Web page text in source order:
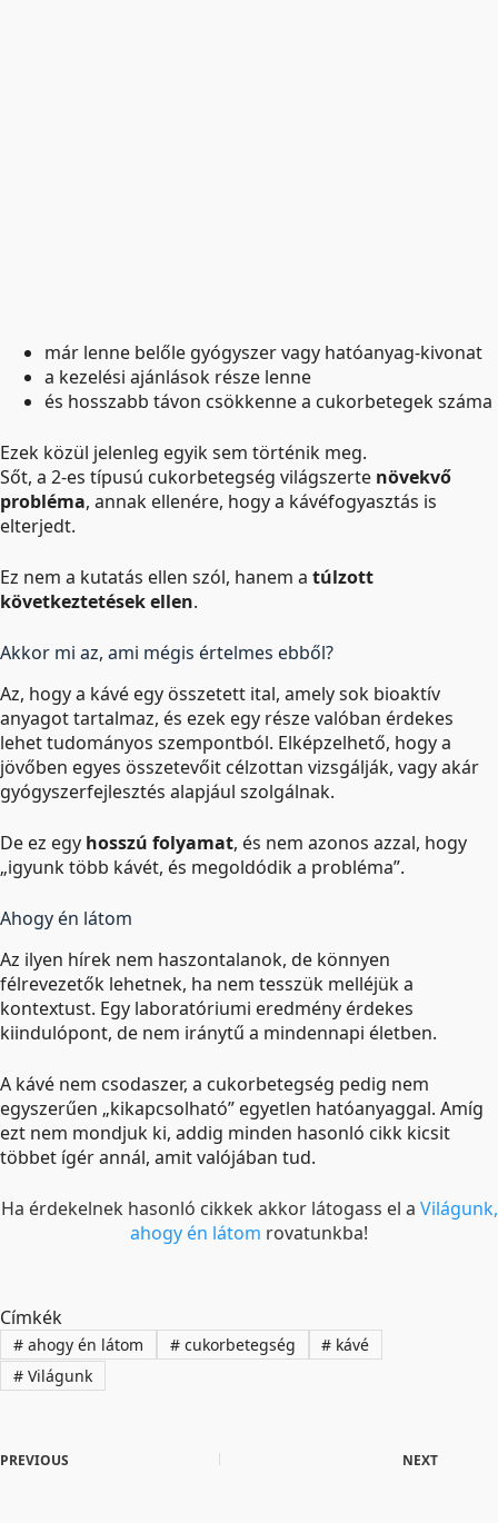
már lenne belőle gyógyszer vagy hatóanyag-kivonat
a kezelési ajánlások része lenne
és hosszabb távon csökkenne a cukorbetegek száma
Ezek közül jelenleg egyik sem történik meg.
Sőt, a 2-es típusú cukorbetegség világszerte növekvő
probléma, annak ellenére, hogy a kávéfogyasztás is
elterjedt.
Ez nem a kutatás ellen szól, hanem a túlzott
következtetések ellen.
Akkor mi az, ami mégis értelmes ebből?
Az, hogy a kávé egy összetett ital, amely sok bioaktív
anyagot tartalmaz, és ezek egy része valóban érdekes
lehet tudományos szempontból. Elképzelhető, hogy a
jövőben egyes összetevőit célzottan vizsgálják, vagy akár
gyógyszerfejlesztés alapjául szolgálnak.
De ez egy hosszú folyamat, és nem azonos azzal, hogy
„igyunk több kávét, és megoldódik a probléma”.
Ahogy én látom
Az ilyen hírek nem haszontalanok, de könnyen
félrevezetők lehetnek, ha nem tesszük melléjük a
kontextust. Egy laboratóriumi eredmény érdekes
kiindulópont, de nem iránytű a mindennapi életben.
A kávé nem csodaszer, a cukorbetegség pedig nem
egyszerűen „kikapcsolható” egyetlen hatóanyaggal. Amíg
ezt nem mondjuk ki, addig minden hasonló cikk kicsit
többet ígér annál, amit valójában tud.
Ha érdekelnek hasonló cikkek akkor látogass el a Világunk,
ahogy én látom rovatunkba!
Címkék
#ahogy én látom #cukorbetegség # kávé
#Világunk
PREVIOUS NEXT